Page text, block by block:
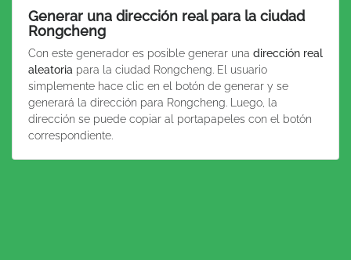
Generar una dirección real para la ciudad
Rongcheng
Con este generador es posible generar una dirección real
aleatoria para la ciudad Rongcheng. El usuario
simplemente hace clic en el botón de generar y se
generará la dirección para Rongcheng. Luego, la
dirección se puede copiar al portapapeles con el botón
correspondiente.